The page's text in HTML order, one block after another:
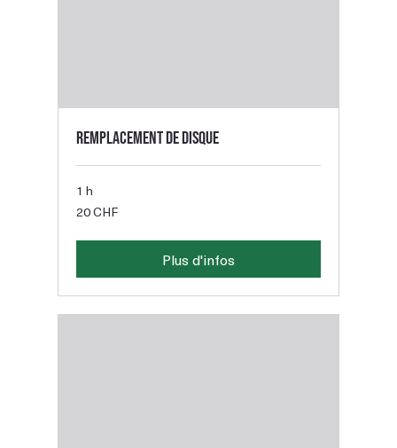
Remplacement de disque
1 h
francs
20 CHF
Plus d'infos